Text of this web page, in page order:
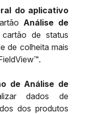
do aplicativo
Análise de
de status
de colheita mais
de Análise de
dados de
dos produtos